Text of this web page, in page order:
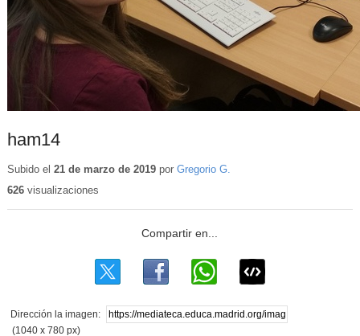
ham14
Subido el 21 de marzo de 2019por Gregorio G.
626visualizaciones
Dirección la imagen:
(1040 x 780 px)